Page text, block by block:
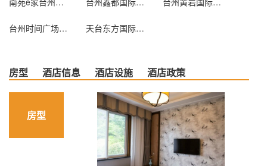
台州时间广场酒店 天台东方国际大酒店
房型 酒店信息 酒店设施 酒店政策
房型